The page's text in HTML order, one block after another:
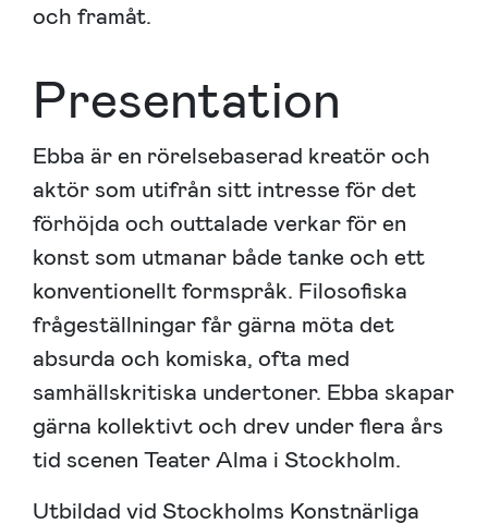
och framåt.
Presentation
Ebba är en rörelsebaserad kreatör och
aktör som utifrån sitt intresse för det
förhöjda och outtalade verkar för en
konst som utmanar både tanke och ett
konventionellt formspråk. Filosofiska
frågeställningar får gärna möta det
absurda och komiska, ofta med
samhällskritiska undertoner. Ebba skapar
gärna kollektivt och drev under flera års
tid scenen Teater Alma i Stockholm.
Utbildad vid Stockholms Konstnärliga